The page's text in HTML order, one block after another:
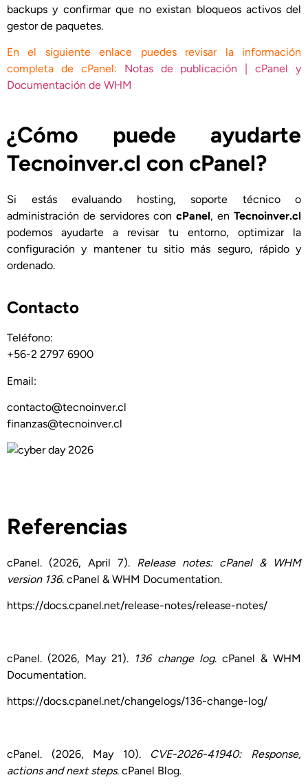
backups y confirmar que no existan bloqueos activos del
gestor de paquetes.
En el siguiente enlace puedes revisar la información
completa de cPanel:
Notas de publicación | cPanel y
Documentación de WHM
¿Cómo puede ayudarte
Tecnoinver.cl con cPanel?
Si estás evaluando hosting, soporte técnico o
administración de servidores con cPanel, en Tecnoinver.cl
podemos ayudarte a revisar tu entorno, optimizar la
configuración y mantener tu sitio más seguro, rápido y
ordenado.
Contacto
Teléfono:
+56-2 2797 6900
Email:
contacto@tecnoinver.cl
finanzas@tecnoinver.cl
Referencias
cPanel. (2026, April 7). Release notes: cPanel & WHM
version 136. cPanel & WHM Documentation.
https://docs.cpanel.net/release-notes/release-notes/
cPanel. (2026, May 21). 136 change log. cPanel & WHM
Documentation.
https://docs.cpanel.net/changelogs/136-change-log/
cPanel. (2026, May 10). CVE-2026-41940: Response,
actions and next steps. cPanel Blog.